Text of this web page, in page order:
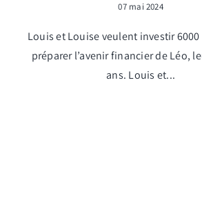
07 mai 2024
Louis et Louise veulent investir
préparer l’avenir financier de Léo,
ans. Louis et...